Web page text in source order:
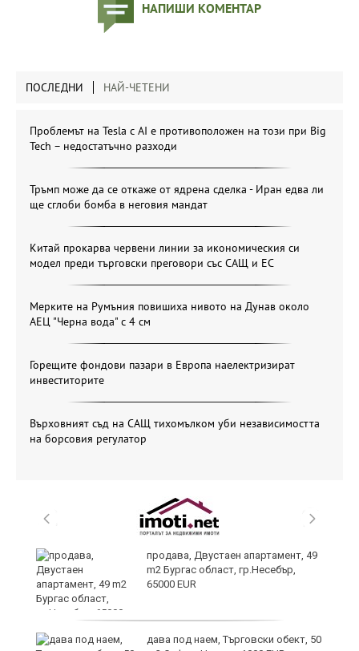
НАПИШИ КОМЕНТАР
ПОСЛЕДНИ НАЙ-ЧЕТЕНИ
Проблемът на Tesla с AI е противоположен на този при Big
Tech – недостатъчно разходи
Тръмп може да се откаже от ядрена сделка - Иран едва ли
ще сглоби бомба в неговия мандат
Китай прокарва червени линии за икономическия си
модел преди търговски преговори със САЩ и ЕС
Мерките на Румъния повишиха нивото на Дунав около
АЕЦ "Черна вода" с 4 см
Горещите фондови пазари в Европа наелектризират
инвеститорите
Върховният съд на САЩ тихомълком уби независимостта
на борсовия регулатор
продава, Двустаен апартамент, 49
m2 Бургас област, гр.Несебър,
65000 EUR
дава под наем, Търговски обект, 50